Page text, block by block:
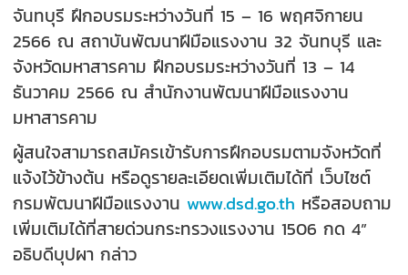
จันทบุรี ฝึกอบรมระหว่างวันที่ 15 – 16 พฤศจิกายน
2566 ณ สถาบันพัฒนาฝีมือแรงงาน 32 จันทบุรี และ
จังหวัดมหาสารคาม ฝึกอบรมระหว่างวันที่ 13 – 14
ธันวาคม 2566 ณ สำนักงานพัฒนาฝีมือแรงงาน
มหาสารคาม
ผู้สนใจสามารถสมัครเข้ารับการฝึกอบรมตามจังหวัดที่
แจ้งไว้ข้างต้น หรือดูรายละเอียดเพิ่มเติมได้ที่ เว็บไซต์
กรมพัฒนาฝีมือแรงงาน www.dsd.go.th หรือสอบถาม
เพิ่มเติมได้ที่สายด่วนกระทรวงแรงงาน 1506 กด 4”
อธิบดีบุปผา กล่าว